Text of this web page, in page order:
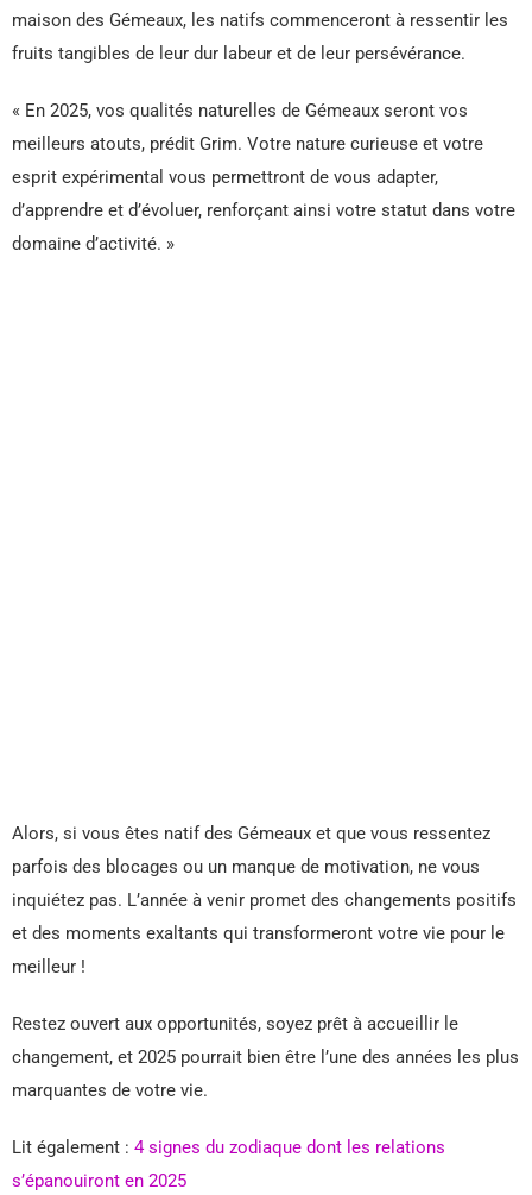
maison des Gémeaux, les natifs commenceront à ressentir les
fruits tangibles de leur dur labeur et de leur persévérance.
« En 2025, vos qualités naturelles de Gémeaux seront vos
meilleurs atouts, prédit Grim. Votre nature curieuse et votre
esprit expérimental vous permettront de vous adapter,
d’apprendre et d’évoluer, renforçant ainsi votre statut dans votre
domaine d’activité. »
Alors, si vous êtes natif des Gémeaux et que vous ressentez
parfois des blocages ou un manque de motivation, ne vous
inquiétez pas. L’année à venir promet des changements positifs
et des moments exaltants qui transformeront votre vie pour le
meilleur !
Restez ouvert aux opportunités, soyez prêt à accueillir le
changement, et 2025 pourrait bien être l’une des années les plus
marquantes de votre vie.
Lit également : 4 signes du zodiaque dont les relations
s’épanouiront en 2025